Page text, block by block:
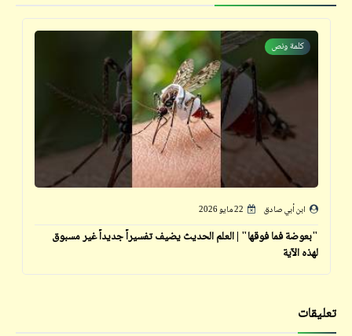
كلمة ونص
ابن أبي صادق 22 مايو 2026
"بعوضة فما فوقها" | العلم الحديث يضيف تفسيراً جديداً غير مسبوق
لهذه الآية
تعليقات